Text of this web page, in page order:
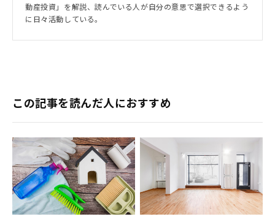
動産投資」を解説、読んでいる人が自分の意思で選択できるよう
に日々活動している。
この記事を読んだ人におすすめ